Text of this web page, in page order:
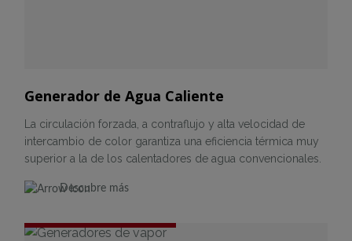
Generador de Agua Caliente
La circulación forzada, a contraflujo y alta velocidad de
intercambio de color garantiza una eficiencia térmica muy
superior a la de los calentadores de agua convencionales.
Descubre más